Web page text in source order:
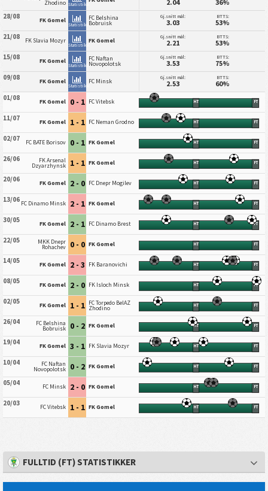
Zhodino Statistikk 2.04 36%
28/08 FK Gomel
Statistikk
FC Belshina
Bobruisk
Gj.snitt mål:
3.03
BTTS:
53%
21/08 FK Slavia Mozyr
Statistikk
FK Gomel Gj.snitt mål:
2.21
BTTS:
53%
15/08 FK Gomel
Statistikk
FC Naftan
Novopolotsk
Gj.snitt mål:
3.53
BTTS:
75%
09/08 FK Gomel
Statistikk
FC Minsk Gj.snitt mål:
2.53
BTTS:
60%
01/08 FK Gomel 0 - 1 FC Vitebsk HT FT
11/07 FK Gomel 1 - 1 FC Neman Grodno HT FT
02/07 FC BATE Borisov 0 - 1 FK Gomel HT FT
26/06 FK Arsenal
Dzyarzhynsk 1 - 1 FK Gomel HT FT
20/06 FK Gomel 2 - 0 FC Dnepr Mogilev HT FT
13/06 FC Dinamo Minsk 2 - 1 FK Gomel HT FT
30/05 FK Gomel 2 - 1 FC Dinamo Brest HT FT
22/05 MKK Dnepr
Rohachev 0 - 0 FK Gomel HT FT
14/05 FK Gomel 2 - 3 FK Baranovichi HT FT
08/05 FK Gomel 2 - 0 FK Isloch Minsk HT FT
02/05 FK Gomel 1 - 1 FC Torpedo BelAZ
Zhodino HT FT
26/04 FC Belshina
Bobruisk 0 - 2 FK Gomel HT FT
19/04 FK Gomel 3 - 1 FK Slavia Mozyr HT FT
10/04 FC Naftan
Novopolotsk 0 - 2 FK Gomel HT FT
05/04 FC Minsk 2 - 0 FK Gomel HT FT
20/03 FC Vitebsk 1 - 1 FK Gomel HT FT
FULLTID (FT) STATISTIKKER